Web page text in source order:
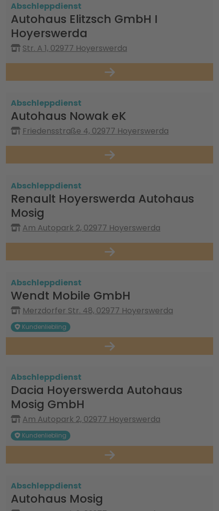
Abschleppdienst
Autohaus Elitzsch GmbH I
Hoyerswerda
Str. A 1, 02977 Hoyerswerda
Abschleppdienst
Autohaus Nowak eK
Friedensstraße 4, 02977 Hoyerswerda
Abschleppdienst
Renault Hoyerswerda Autohaus
Mosig
Am Autopark 2, 02977 Hoyerswerda
Abschleppdienst
Wendt Mobile GmbH
Merzdorfer Str. 48, 02977 Hoyerswerda
Kundenliebling
Abschleppdienst
Dacia Hoyerswerda Autohaus
Mosig GmbH
Am Autopark 2, 02977 Hoyerswerda
Kundenliebling
Abschleppdienst
Autohaus Mosig